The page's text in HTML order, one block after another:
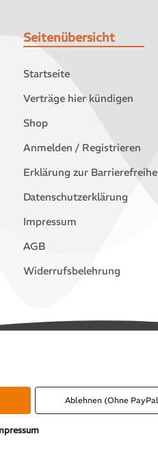
Seitenübersicht
Startseite
Verträge hier kündigen
Shop
Anmelden / Registrieren
Erklärung zur
Datenschutzerklärung
Impressum
AGB
Widerrufsbelehrung
Ablehnen (Ohne